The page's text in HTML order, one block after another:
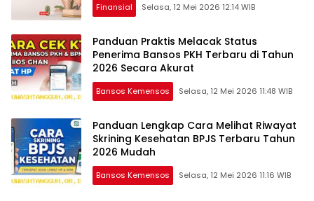
Finansial Selasa, 12 Mei 2026 12:14 WIB
Panduan Praktis Melacak Status
Penerima Bansos PKH Terbaru di Tahun
2026 Secara Akurat
Bansos Kemensos Selasa, 12 Mei 2026 11:48 WIB
Panduan Lengkap Cara Melihat Riwayat
Skrining Kesehatan BPJS Terbaru Tahun
2026 Mudah
Bansos Kemensos Selasa, 12 Mei 2026 11:16 WIB